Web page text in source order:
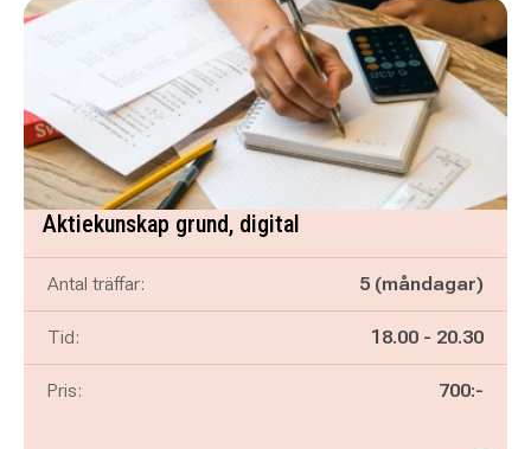
Aktiekunskap grund, digital
Antal träffar: 5 (måndagar)
Tid: Pågår mellan
18.00 - och
20.30
Pris: 700:-